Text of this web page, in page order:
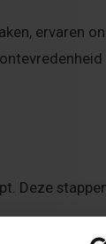
ervaren
Deze